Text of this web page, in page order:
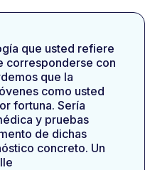
que usted refiere
corresponderse con
que la
como usted
fortuna. Sería
y pruebas
de dichas
concreto. Un